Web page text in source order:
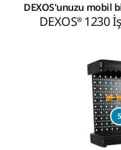
DEXOS'unuzu mobil
DEXOS® 1230
5